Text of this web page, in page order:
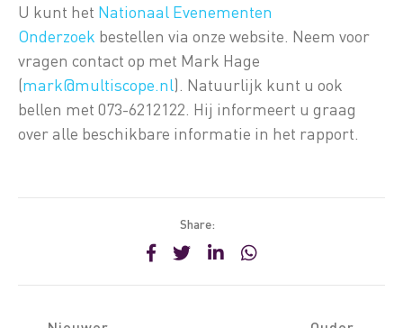
U kunt het Nationaal Evenementen
Onderzoek bestellen via onze website. Neem voor
vragen contact op met Mark Hage
(mark@multiscope.nl). Natuurlijk kunt u ook
bellen met 073-6212122. Hij informeert u graag
over alle beschikbare informatie in het rapport.
Share: